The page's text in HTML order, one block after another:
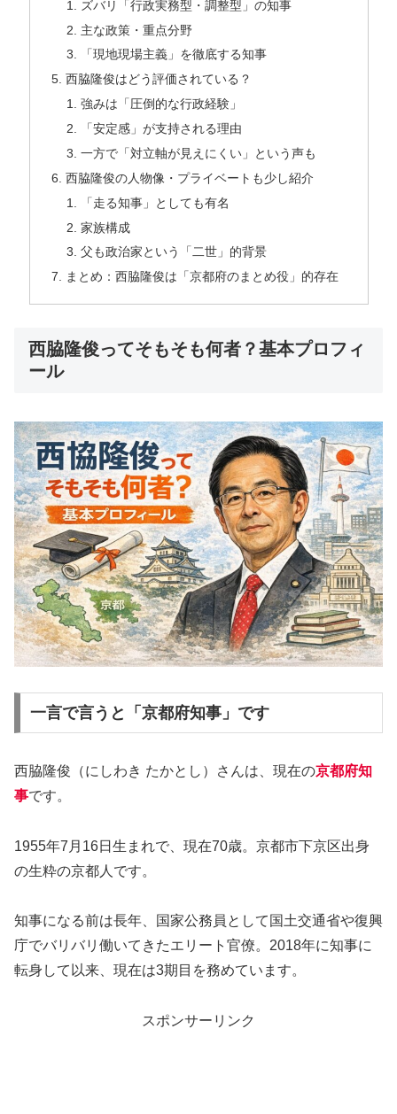
ズバリ「行政実務型・調整型」の知事
主な政策・重点分野
「現地現場主義」を徹底する知事
西脇隆俊はどう評価されている？
強みは「圧倒的な行政経験」
「安定感」が支持される理由
一方で「対立軸が見えにくい」という声も
西脇隆俊の人物像・プライベートも少し紹介
「走る知事」としても有名
家族構成
父も政治家という「二世」的背景
まとめ：西脇隆俊は「京都府のまとめ役」的存在
西脇隆俊ってそもそも何者？基本プロフィ
ール
一言で言うと「京都府知事」です
西脇隆俊（にしわき たかとし）さんは、現在の京都府知
事です。
1955年7月16日生まれで、現在70歳。京都市下京区出身
の生粋の京都人です。
知事になる前は長年、国家公務員として国土交通省や復興
庁でバリバリ働いてきたエリート官僚。2018年に知事に
転身して以来、現在は3期目を務めています。
スポンサーリンク